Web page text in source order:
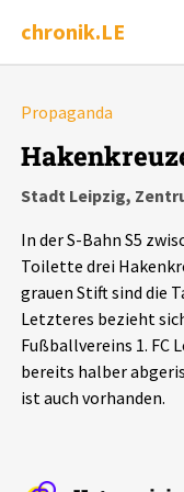
chronik.LE
Chronik
Dossiers
Leipziger Zustände
Schlaglichter
Propaganda
Stadt Leipzig,
In der S-Bahn S5
Toilette drei
grauen Stift sind die
Letzteres bezieht
Fußballvereins 1. FC
bereits halber
ist auch vorhanden.
Alle
Ereignisse
Ereignisse